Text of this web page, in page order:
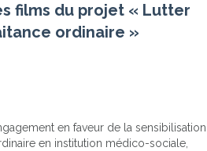
films du projet « Lutter
ordinaire »
en faveur de la sensibilisation
en institution médico-sociale,